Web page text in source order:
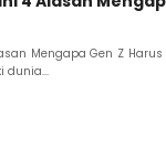
Mengapa Gen Z
dunia...